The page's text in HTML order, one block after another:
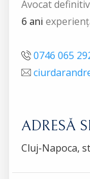
Avocat
6 ani
0746 065
ADRESĂ
Cluj-Napoca,